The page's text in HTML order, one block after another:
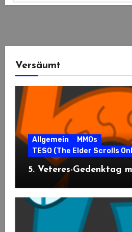
Versäumt
Allgemein
MMOs
TESO (The Elder Scrolls
5. Veteres-Gedenktag